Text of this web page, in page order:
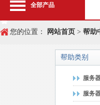
全部产品
您的位置： 网站首页 > 帮助
帮助类别
服务
服务